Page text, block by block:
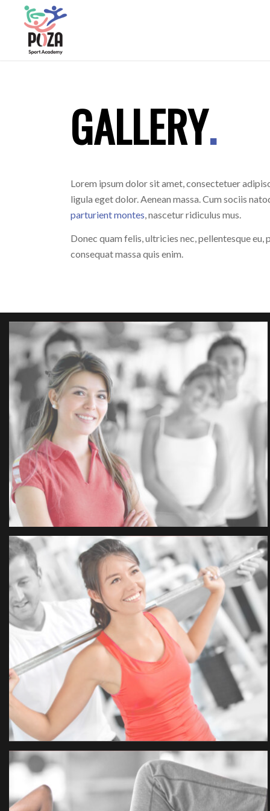
GALLERY.
Lorem ipsum dolor sit amet, consectetuer
ligula eget dolor. Aenean massa. Cum sociis
parturient montes , nascetur ridiculus mus.
Donec quam felis, ultricies nec, pellentesque eu,
consequat massa quis enim.